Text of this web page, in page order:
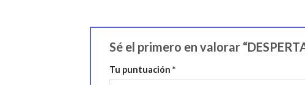
Sé el primero en valorar
Tu puntuación *